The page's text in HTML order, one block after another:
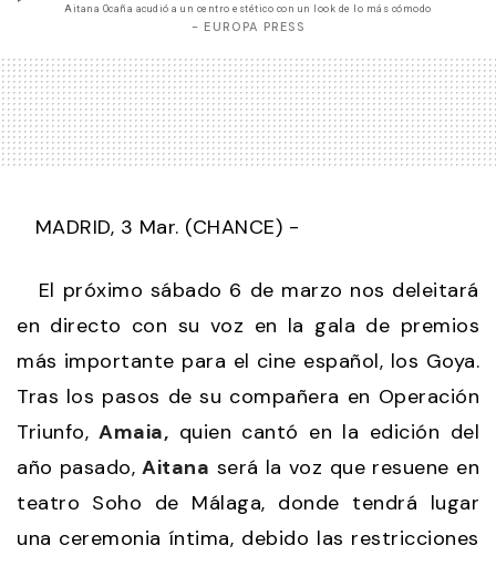
Aitana Ocaña acudió a un centro estético con un look de lo más cómodo
- EUROPA PRESS
MADRID, 3 Mar. (CHANCE) -
El próximo sábado 6 de marzo nos deleitará
en directo con su voz en la gala de premios
más importante para el cine español, los Goya.
Tras los pasos de su compañera en Operación
Triunfo,Amaia, quien cantó en la edición del
año pasado,Aitana será la voz que resuene en
teatro Soho de Málaga, donde tendrá lugar
una ceremonia íntima, debido las restricciones